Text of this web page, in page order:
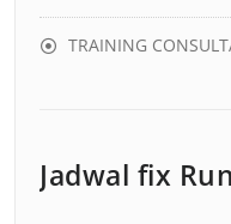
TRAINING
Jadwal fix